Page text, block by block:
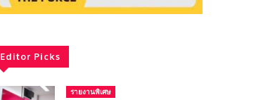
Editor Picks
รายงานพิเศษ